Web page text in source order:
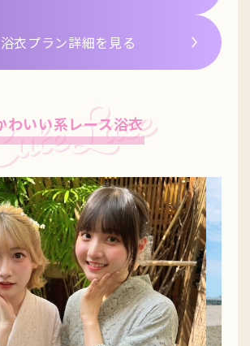
浴衣プラン詳細を見る
わいい系レース浴衣